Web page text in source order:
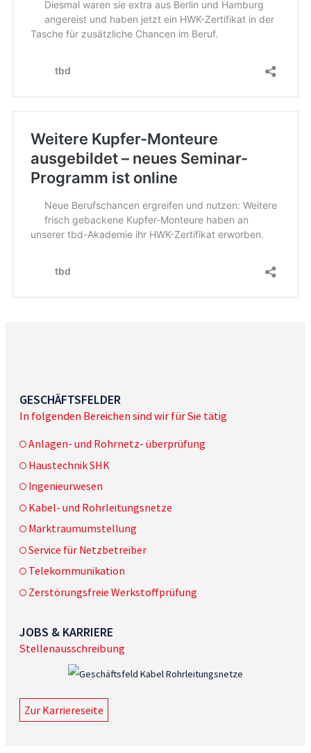
GESCHÄFTSFELDER
In folgenden Bereichen sind wir für Sie tätig
Anlagen- und Rohrnetz- überprüfung
Haustechnik SHK
Ingenieurwesen
Kabel- und Rohrleitungsnetze
Marktraumumstellung
Service für Netzbetreiber
Telekommunikation
Zerstörungsfreie Werkstoffprüfung
JOBS & KARRIERE
Stellenausschreibung
Zur Karriereseite